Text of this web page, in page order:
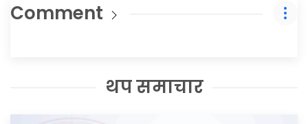
Comment
थप समाचार